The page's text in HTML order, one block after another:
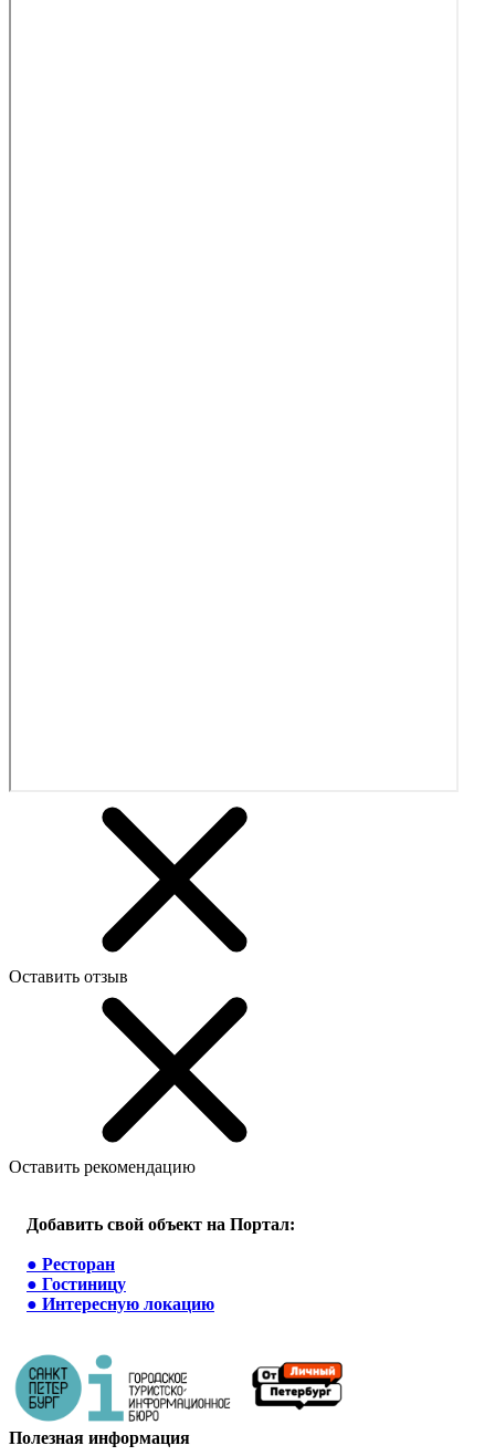
Оставить отзыв
Оставить рекомендацию
Добавить свой объект на Портал:
● Ресторан
● Гостиницу
● Интересную локацию
Полезная информация